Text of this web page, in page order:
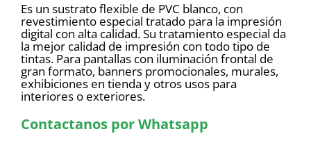
Es un sustrato flexible de PVC blanco, con
revestimiento especial tratado para la impresión
digital con alta calidad. Su tratamiento especial da
la mejor calidad de impresión con todo tipo de
tintas. Para pantallas con iluminación frontal de
gran formato, banners promocionales, murales,
exhibiciones en tienda y otros usos para
interiores o exteriores.
Contactanos por Whatsapp